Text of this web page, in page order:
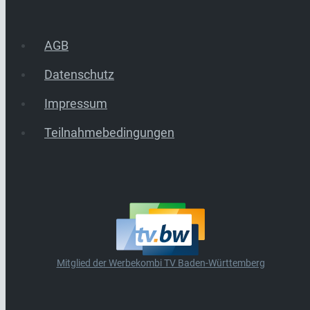
AGB
Datenschutz
Impressum
Teilnahmebedingungen
Mitglied der Werbekombi TV Baden-Württemberg